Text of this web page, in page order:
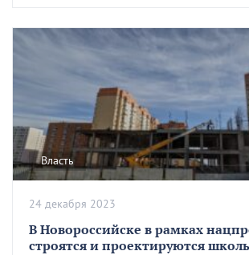
Власть
В Новороссийске в рамках
строятся и проектируются
24 декабря 2023